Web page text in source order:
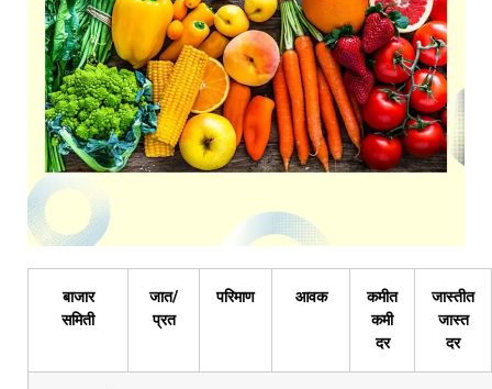
बाजार
समिती
जात/
प्रत
परिमाण आवक
कमीत
कमी
दर
जास्तीत
जास्त
दर